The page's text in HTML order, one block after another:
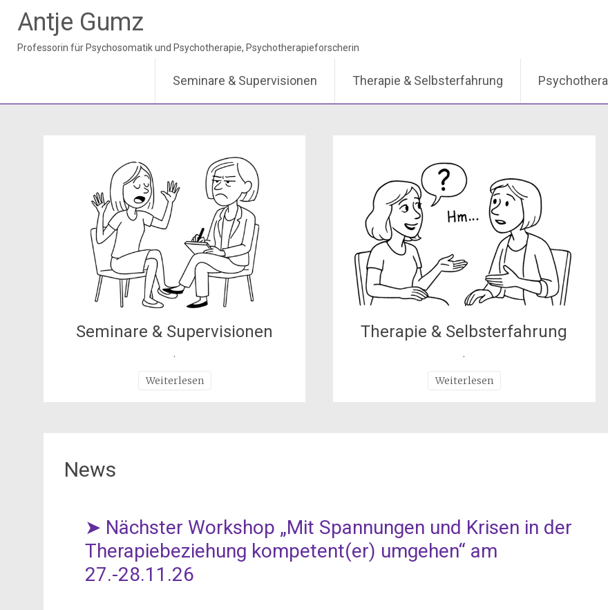
Antje Gumz
Seminare & Supervisionen Therapie & Selbsterfahrung
Seminare & Supervisionen
.
Weiterlesen
Therapie & Selbsterfahrung
.
Weiterlesen
News
➤ Nächster Workshop „Mit Spannungen und Krisen in der
Therapiebeziehung kompetent(er) umgehen“ am
27.-28.11.26